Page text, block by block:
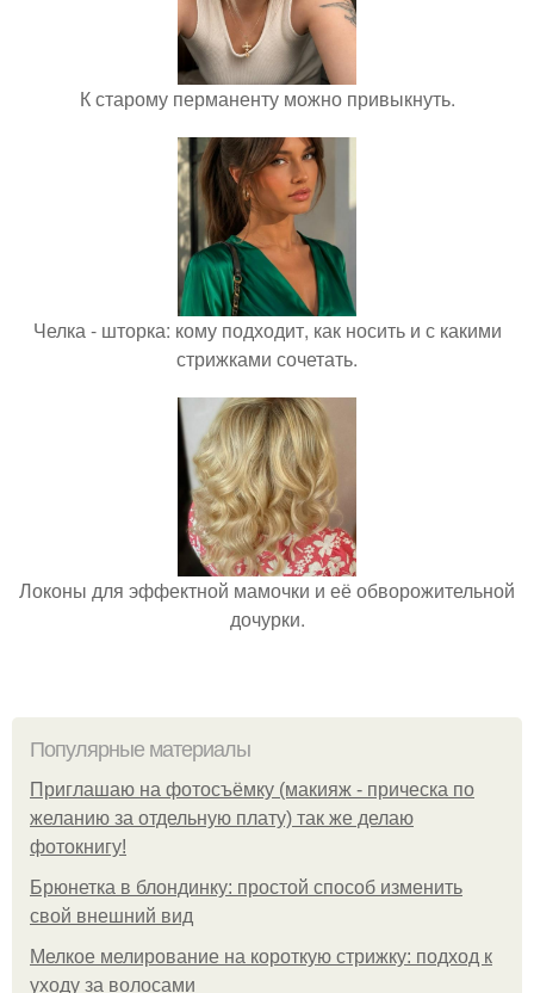
К старому перманенту можно привыкнуть.
Челка - шторка: кому подходит, как носить и с какими
стрижками сочетать.
Локоны для эффектной мамочки и её обворожительной
дочурки.
Популярные материалы
Приглашаю на фотосъёмку (макияж - прическа по
желанию за отдельную плату) так же делаю
фотокнигу!
Брюнетка в блондинку: простой способ изменить
свой внешний вид
Мелкое мелирование на короткую стрижку: подход к
уходу за волосами